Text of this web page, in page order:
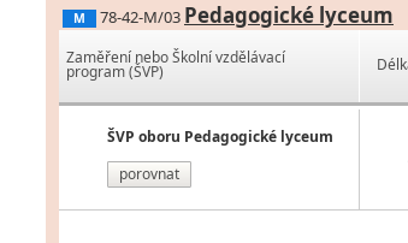
M 78-42-M/03 Pedagogické lyceum
Zaměření nebo Školní vzdělávací
program (ŠVP)
ŠVP oboru Pedagogické lyceum
porovnat